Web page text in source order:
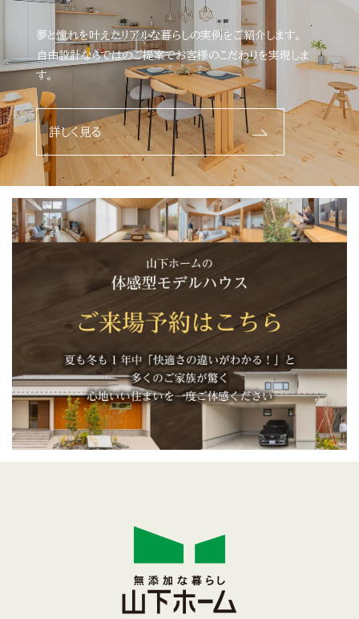
夢と憧れを叶えたリアルな暮らしの実例をご紹介します。
自由設計ならではのご提案でお客様のこだわりを実現しま
す。
詳しく見る